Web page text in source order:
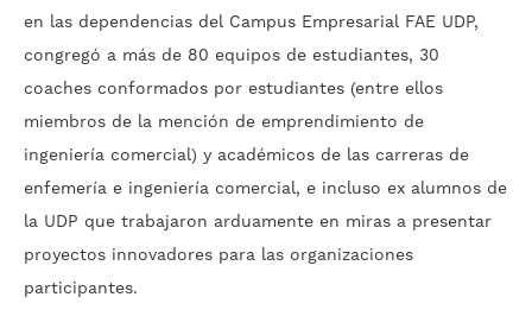
en las dependencias del Campus Empresarial FAE UDP,
congregó a más de 80 equipos de estudiantes, 30
coaches conformados por estudiantes (entre ellos
miembros de la mención de emprendimiento de
ingeniería comercial) y académicos de las carreras de
enfemería e ingeniería comercial, e incluso ex alumnos de
la UDP que trabajaron arduamente en miras a presentar
proyectos innovadores para las organizaciones
participantes.